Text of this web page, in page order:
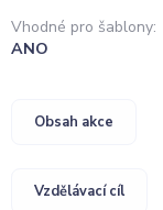
Vhodné pro šablony:
ANO
Obsah akce
Vzdělávací cíl